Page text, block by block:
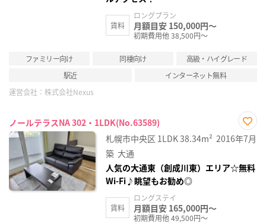
賃料
ロングプラン
月額目安 150,000円～
初期費用他 38,500円～
ファミリー向け 同棲向け
高級・ハイグレード
駅近
インターネット無料
運営会社： 株式会社Nexus
ノールテラスNA 302・1LDK(No.63589)
お気
に入
札幌市中央区 1LDK38.34m² 2016年7月
築 大通
人気の大通東（創成川東）エリア☆無料
Wi-Fi♪眺望もお勧め◎
賃料
ロングステイ
月額目安 165,000円～
初期費用他 49,500円～